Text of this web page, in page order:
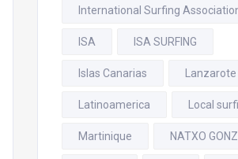
International Surfing
ISA ISA SURFING
Islas Canarias Lanzarote
Latinoamerica Local
Martinique NATXO